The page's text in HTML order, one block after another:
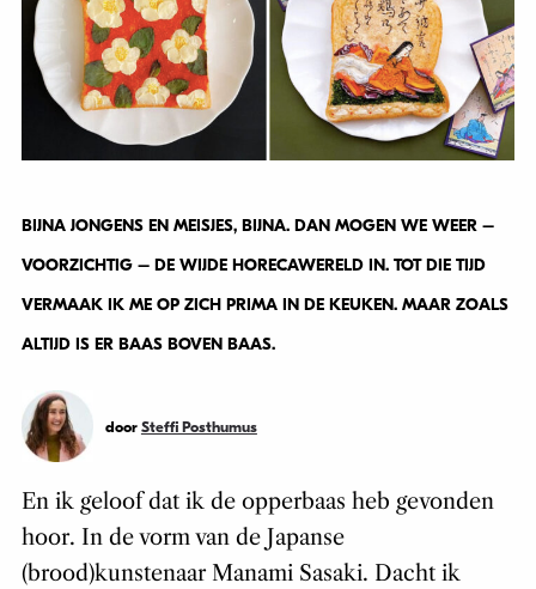
BIJNA JONGENS EN MEISJES, BIJNA. DAN MOGEN WE WEER –
VOORZICHTIG – DE WIJDE HORECAWERELD IN. TOT DIE TIJD
VERMAAK IK ME OP ZICH PRIMA IN DE KEUKEN. MAAR ZOALS
ALTIJD IS ER BAAS BOVEN BAAS.
door Steffi Posthumus
En ik geloof dat ik de opperbaas heb gevonden
hoor. In de vorm van de Japanse
(brood)kunstenaar Manami Sasaki. Dacht ik